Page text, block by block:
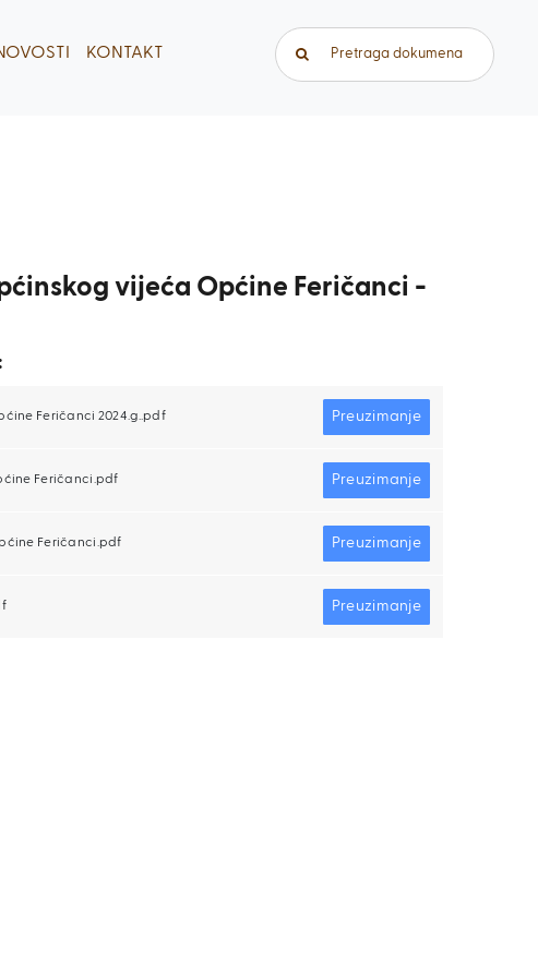
KONTAKT Traži...
vijeća Općine Feričanci -
Feričanci 2024.g..pdf Preuzimanje
Feričanci.pdf Preuzimanje
Feričanci.pdf Preuzimanje
Preuzimanje